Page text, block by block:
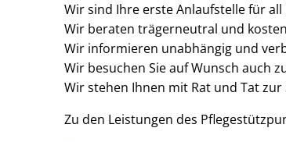
Wir sind Ihre erste Anlaufstelle für all
Wir beraten trägerneutral und
Wir informieren unabhängig und
Wir besuchen Sie auf Wunsch auch
Wir stehen Ihnen mit Rat und Tat zur
Zu den Leistungen des